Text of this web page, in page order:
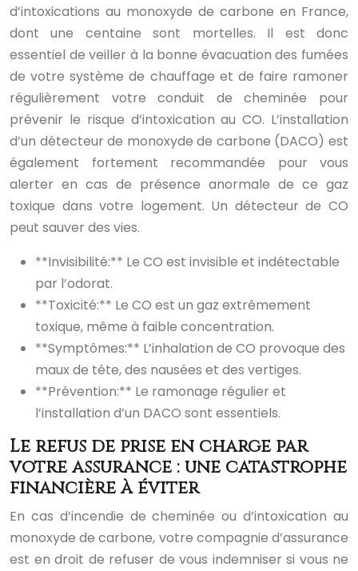
d’intoxications au monoxyde de carbone en France,
dont une centaine sont mortelles. Il est donc
essentiel de veiller à la bonne évacuation des fumées
de votre système de chauffage et de faire ramoner
régulièrement votre conduit de cheminée pour
prévenir le risque d’intoxication au CO. L’installation
d’un détecteur de monoxyde de carbone (DACO) est
également fortement recommandée pour vous
alerter en cas de présence anormale de ce gaz
toxique dans votre logement. Un détecteur de CO
peut sauver des vies.
**Invisibilité:** Le CO est invisible et indétectable
par l’odorat.
**Toxicité:** Le CO est un gaz extrêmement
toxique, même à faible concentration.
**Symptômes:** L’inhalation de CO provoque des
maux de tête, des nausées et des vertiges.
**Prévention:** Le ramonage régulier et
l’installation d’un DACO sont essentiels.
Le refus de prise en charge par
votre assurance : une catastrophe
financière à éviter
En cas d’incendie de cheminée ou d’intoxication au
monoxyde de carbone, votre compagnie d’assurance
est en droit de refuser de vous indemniser si vous ne